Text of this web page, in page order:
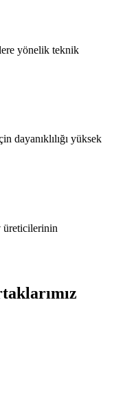
yönelik teknik
dayanıklılığı yüksek
üreticilerinin